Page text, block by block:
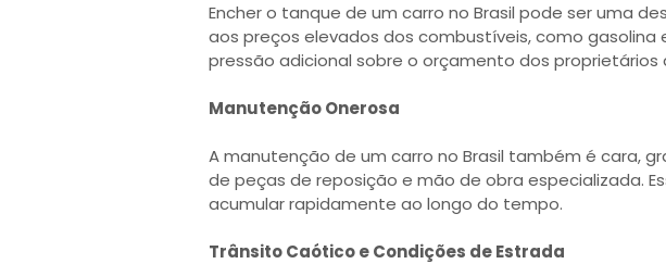
Encher o tanque de um carro no Brasil pode ser uma
aos preços elevados dos combustíveis, como gasolina
pressão adicional sobre o orçamento dos proprietários
Manutenção Onerosa
A manutenção de um carro no Brasil também é cara,
de peças de reposição e mão de obra especializada.
acumular rapidamente ao longo do tempo.
Trânsito Caótico e Condições de Estrada